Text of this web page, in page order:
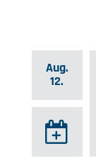
Aug.
12.